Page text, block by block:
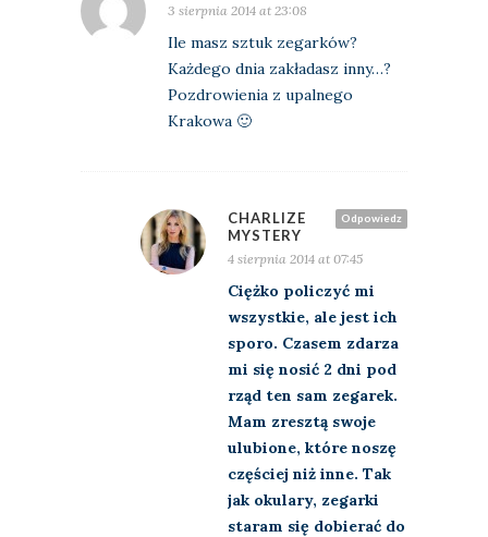
3 sierpnia 2014 at 23:08
Ile masz sztuk zegarków?
Każdego dnia zakładasz inny…?
Pozdrowienia z upalnego
Krakowa 🙂
Odpowiedz
CHARLIZE
MYSTERY
4 sierpnia 2014 at 07:45
Ciężko policzyć mi
wszystkie, ale jest ich
sporo. Czasem zdarza
mi się nosić 2 dni pod
rząd ten sam zegarek.
Mam zresztą swoje
ulubione, które noszę
częściej niż inne. Tak
jak okulary, zegarki
staram się dobierać do